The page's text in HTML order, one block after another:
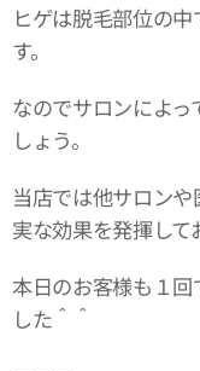
ヒゲは脱毛部位の
す。
なのでサロンによ
しょう。
当店では他サロン
実な効果を発揮して
本日のお客様も１
した＾＾